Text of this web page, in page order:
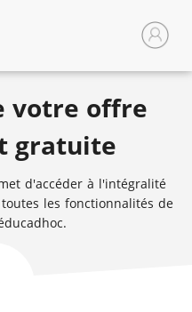
votre offre
gratuite
d'accéder à l'intégralité
les fonctionnalités de